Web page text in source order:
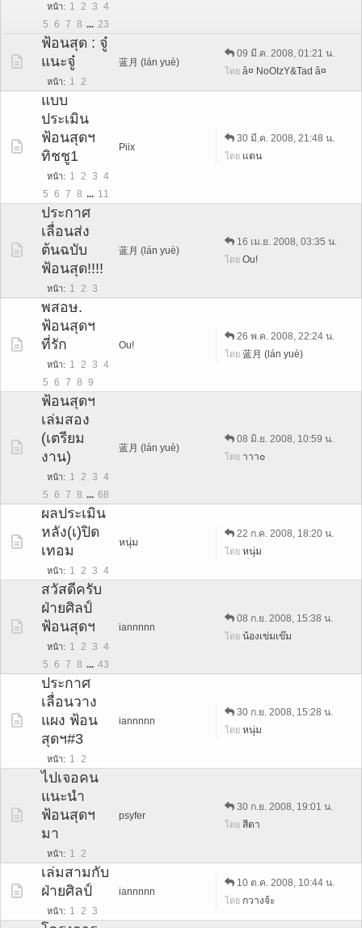
หน้า 1 2 3 4
5 6 7 8 ... 23
ฟ้อนสุด : จู๋
แนะจู๋
หน้า 1 2
蓝月 (lán yuè)
09 มี.ค. 2008, 01:21 น.
โดย â¤ NoOIzY&Tad â¤
แบบ
ประเมิน
ฟ้อนสุดฯ
ทิชชู1
หน้า 1 2 3 4
5 6 7 8 ... 11
Piix
30 มี.ค. 2008, 21:48 น.
โดย แตน
ประกาศ
เลื่อนส่ง
ต้นฉบับ
ฟ้อนสุด!!!!
หน้า 1 2 3
蓝月 (lán yuè)
16 เม.ย. 2008, 03:35 น.
โดย Ou!
พสอษ.
ฟ้อนสุดฯ
ที่รัก
หน้า 1 2 3 4
5 6 7 8 9
Ou!
26 พ.ค. 2008, 22:24 น.
โดย 蓝月 (lán yuè)
ฟ้อนสุดฯ
เล่มสอง
(เตรียม
งาน)
หน้า 1 2 3 4
5 6 7 8 ... 68
蓝月 (lán yuè)
08 มิ.ย. 2008, 10:59 น.
โดย าาา๐
ผลประเมิน
หลัง(เ)ปิด
เทอม
หน้า 1 2 3 4
หนุ่ม
22 ก.ค. 2008, 18:20 น.
โดย หนุ่ม
สวัสดีครับ
ฝ่ายศิลป์
ฟ้อนสุดฯ
หน้า 1 2 3 4
5 6 7 8 ... 43
iannnnn
08 ก.ย. 2008, 15:38 น.
โดย น้องเข่มเข๊ม
ประกาศ
เลื่อนวาง
แผง ฟ้อน
สุดฯ#3
หน้า 1 2
iannnnn
30 ก.ย. 2008, 15:28 น.
โดย หนุ่ม
ไปเจอคน
แนะนำ
ฟ้อนสุดฯ
มา
หน้า 1 2
psyfer
30 ก.ย. 2008, 19:01 น.
โดย สีดา
เล่มสามกับ
ฝ่ายศิลป์
หน้า 1 2 3
iannnnn
10 ต.ค. 2008, 10:44 น.
โดย กวางจ้ะ